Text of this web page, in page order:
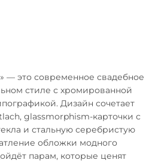
— это современное свадебное
стиле с хромированной
Дизайн сочетает
glassmorphism-карточки с
и стальную серебристую
обложки модного
парам, которые ценят